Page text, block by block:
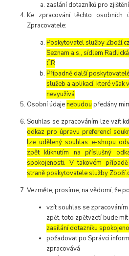
zaslání dotazníků pro
Ke zpracování těchto osobních
Zpracovatele:
Poskytovatel služby
Seznam a.s., sídlem
ČR
Případně další
služeb a aplikací, které
nevyužívá
Osobní údajenebudou předány
Souhlas se zpracováním lze vzít
odkaz pro úpravu preferencí
lze udělený souhlas e-shopu
zpět kliknutím na příslušný
spokojenosti. V takovém
straně poskytovatele služby
Vezměte, prosíme, na vědomí, že
vzít souhlas se
zpět, toto zpětvzetí bude
zasílání dotazníku
požadovat po Správci
zpracovává